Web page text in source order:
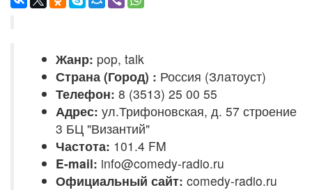
Жанр: pop, talk
Страна (Город) : Россия (Златоуст)
Телефон: 8 (3513) 25 00 55
Адрес: ул.Трифоновская, д. 57 строение
3 БЦ "Византий"
Частота: 101.4 FM
E-mail: info@comedy-radio.ru
Официальный сайт: comedy-radio.ru